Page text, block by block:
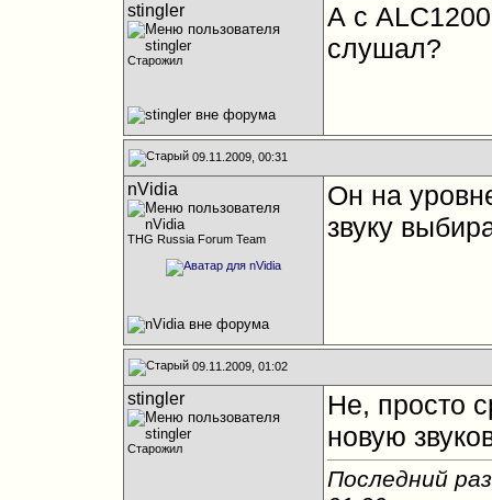
stingler
Старожил
А с
слушал?
09.11.2009, 00:31
nVidia
THG Russia Forum Team
Он на
звуку
09.11.2009, 01:02
stingler
Старожил
Не, просто
новую
Последний